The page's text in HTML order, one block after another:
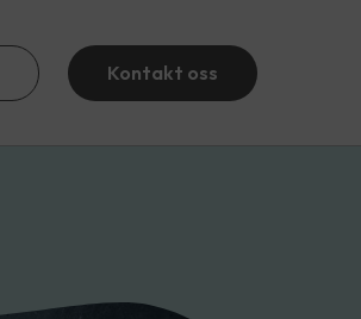
Kontakt oss